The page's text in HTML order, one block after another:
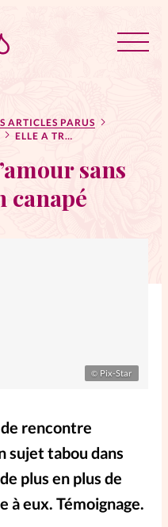
Actus
ARTICLES PARUS
ELLE A TROUVÉ L’AMOUR SANS QUITTER SON CANAPÉ
sans
canapé
© Pix-Star
de rencontre
sujet tabou dans
plus en plus de
à eux. Témoignage.